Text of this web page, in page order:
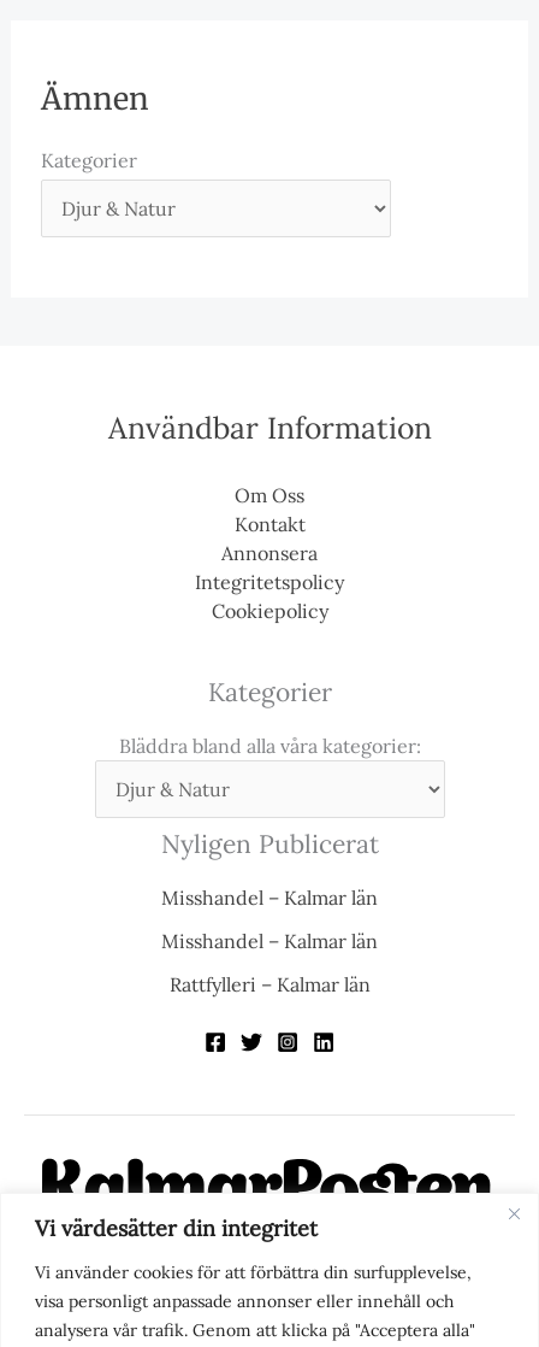
Vi värdesätter din integritet
Vi använder cookies för att förbättra din surfupplevelse,
visa personligt anpassade annonser eller innehåll och
analysera vår trafik. Genom att klicka på "Acceptera alla"
Ämnen
Kategorier
Användbar Information
Om Oss
Kontakt
Annonsera
Integritetspolicy
Cookiepolicy
Kategorier
Bläddra bland alla våra kategorier:
Nyligen Publicerat
Misshandel – Kalmar län
Misshandel – Kalmar län
Rattfylleri – Kalmar län
KalmarPosten är en modern lokalnyhetstidning på nätet. Med
fokus på Kalmarregionen, men också med blick för det större
perspektivet, vill vi vara din självklara kanal för nyheter,
berättelser och engagemang. KalmarPosten grundades 1988 och